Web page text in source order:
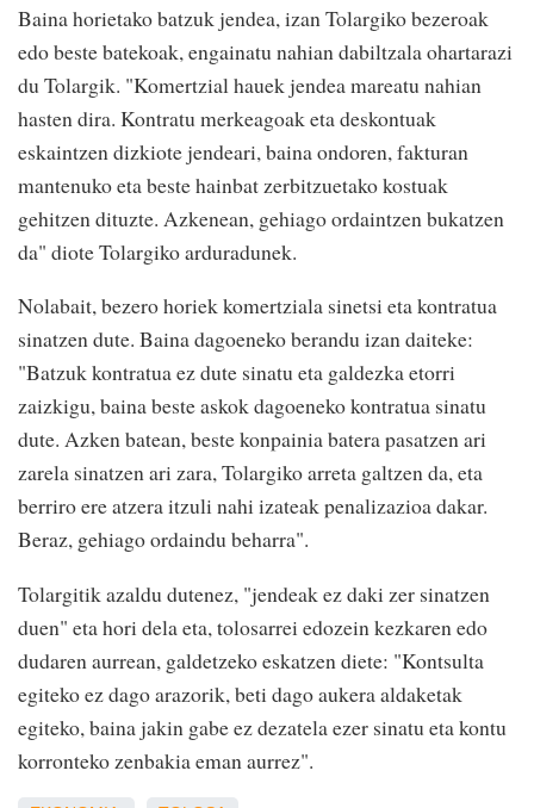
Baina horietako batzuk jendea, izan Tolargiko bezeroak
edo beste batekoak, engainatu nahian dabiltzala ohartarazi
du Tolargik. "Komertzial hauek jendea mareatu nahian
hasten dira. Kontratu merkeagoak eta deskontuak
eskaintzen dizkiote jendeari, baina ondoren, fakturan
mantenuko eta beste hainbat zerbitzuetako kostuak
gehitzen dituzte. Azkenean, gehiago ordaintzen bukatzen
da" diote Tolargiko arduradunek.
Nolabait, bezero horiek komertziala sinetsi eta kontratua
sinatzen dute. Baina dagoeneko berandu izan daiteke:
"Batzuk kontratua ez dute sinatu eta galdezka etorri
zaizkigu, baina beste askok dagoeneko kontratua sinatu
dute. Azken batean, beste konpainia batera pasatzen ari
zarela sinatzen ari zara, Tolargiko arreta galtzen da, eta
berriro ere atzera itzuli nahi izateak penalizazioa dakar.
Beraz, gehiago ordaindu beharra".
Tolargitik azaldu dutenez, "jendeak ez daki zer sinatzen
duen" eta hori dela eta, tolosarrei edozein kezkaren edo
dudaren aurrean, galdetzeko eskatzen diete: "Kontsulta
egiteko ez dago arazorik, beti dago aukera aldaketak
egiteko, baina jakin gabe ez dezatela ezer sinatu eta kontu
korronteko zenbakia eman aurrez".